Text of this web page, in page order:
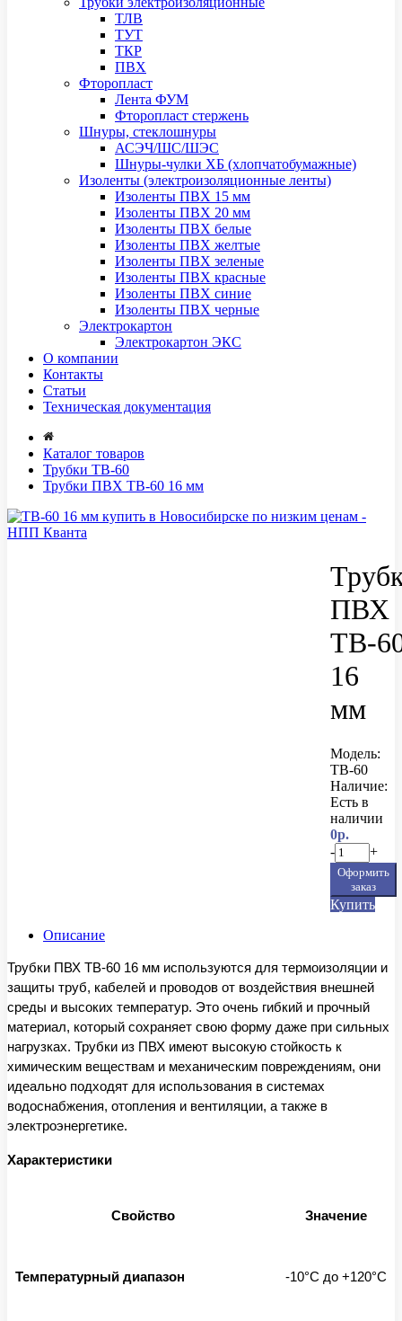
ТЛВ
ТУТ
ТКР
ПВХ
Фторопласт
Лента ФУМ
Фторопласт стержень
Шнуры, стеклошнуры
АСЭЧ/ШС/ШЭС
Шнуры-чулки ХБ (хлопчатобумажные)
Изоленты (электроизоляционные ленты)
Изоленты ПВХ 15 мм
Изоленты ПВХ 20 мм
Изоленты ПВХ белые
Изоленты ПВХ желтые
Изоленты ПВХ зеленые
Изоленты ПВХ красные
Изоленты ПВХ синие
Изоленты ПВХ черные
Электрокартон
Электрокартон ЭКС
О компании
Контакты
Статьи
Техническая документация
Каталог товаров
Трубки ТВ-60
Трубки ПВХ ТВ-60 16 мм
ПВХ
ТВ-
16
мм
Модель:
ТВ-60
Наличие:
Есть в
наличии
0р.
-
+
Оформить
заказ
Купить
Описание
Трубки ПВХ ТВ-60 16 мм используются для термоизоляции и
защиты труб, кабелей и проводов от воздействия внешней
среды и высоких температур. Это очень гибкий и прочный
материал, который сохраняет свою форму даже при сильных
нагрузках. Трубки из ПВХ имеют высокую стойкость к
химическим веществам и механическим повреждениям, они
идеально подходят для использования в системах
водоснабжения, отопления и вентиляции, а также в
электроэнергетике.
Характеристики
Свойство Значение
Температурный диапазон -10°C до +120°C